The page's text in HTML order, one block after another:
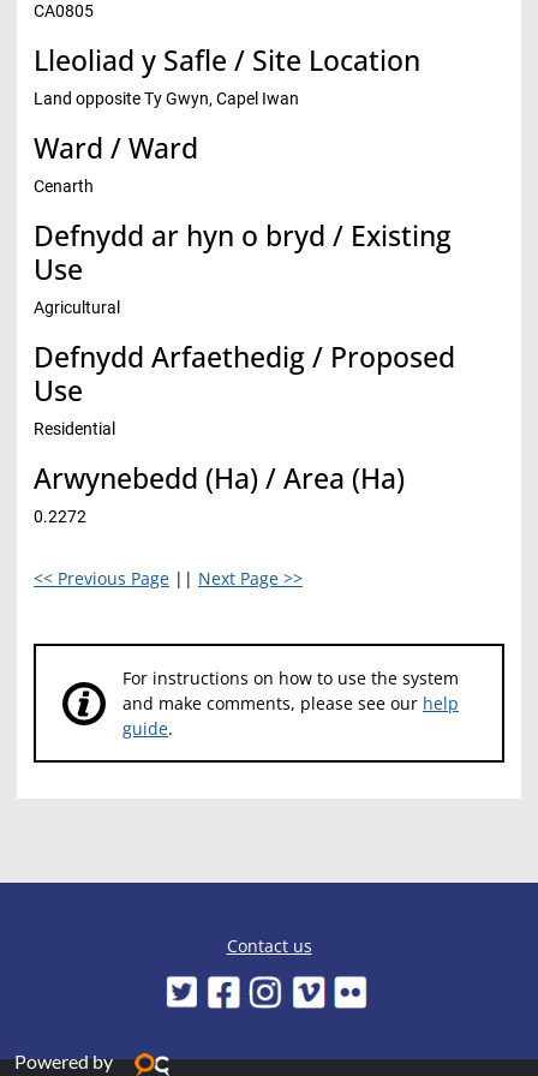
CA0805
Lleoliad y Safle / Site Location
Land opposite Ty Gwyn, Capel Iwan
Ward / Ward
Cenarth
Defnydd ar hyn o bryd / Existing
Use
Agricultural
Defnydd Arfaethedig / Proposed
Use
Residential
Arwynebedd (Ha) / Area (Ha)
0.2272
<< Previous Page || Next Page >>
For instructions on how to use the system
and make comments, please see our help
guide.
Contact us
Powered by